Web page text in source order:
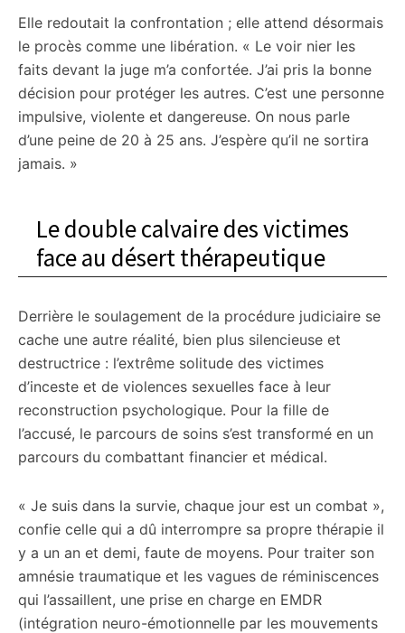
Elle redoutait la confrontation ; elle attend désormais
le procès comme une libération. « Le voir nier les
faits devant la juge m’a confortée. J’ai pris la bonne
décision pour protéger les autres. C’est une personne
impulsive, violente et dangereuse. On nous parle
d’une peine de 20 à 25 ans. J’espère qu’il ne sortira
jamais. »
Le double calvaire des victimes
face au désert thérapeutique
Derrière le soulagement de la procédure judiciaire se
cache une autre réalité, bien plus silencieuse et
destructrice : l’extrême solitude des victimes
d’inceste et de violences sexuelles face à leur
reconstruction psychologique. Pour la fille de
l’accusé, le parcours de soins s’est transformé en un
parcours du combattant financier et médical.
« Je suis dans la survie, chaque jour est un combat »,
confie celle qui a dû interrompre sa propre thérapie il
y a un an et demi, faute de moyens. Pour traiter son
amnésie traumatique et les vagues de réminiscences
qui l’assaillent, une prise en charge en EMDR
(intégration neuro-émotionnelle par les mouvements